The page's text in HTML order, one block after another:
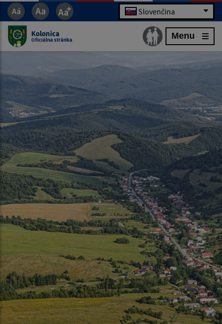
Slovenčina
Kolonica
Oficiálna stránka Menu